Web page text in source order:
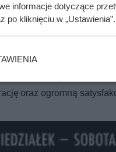
kilku godzinach stało
kofeiny. Café d’Or
oraz ogromną
informacje dotyczące
po kliknięciu w „Ustawienia”.